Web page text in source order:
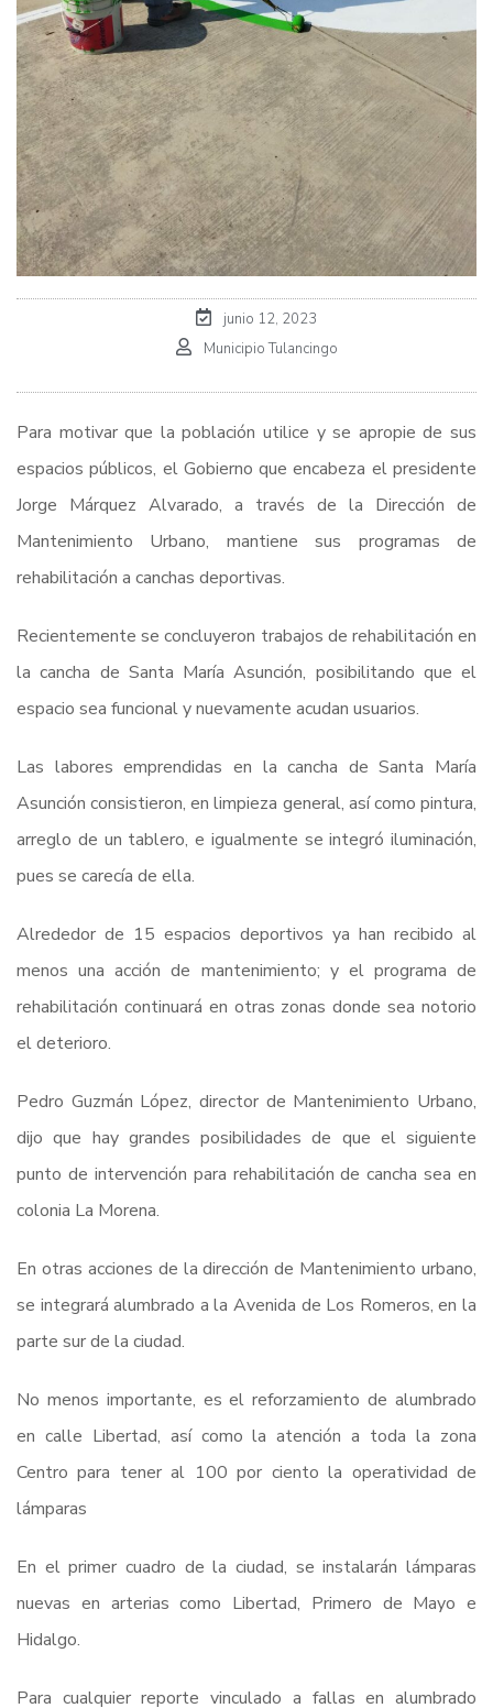
junio 12, 2023
Municipio Tulancingo
Para motivar que la población utilice y se apropie de sus
espacios públicos, el Gobierno que encabeza el presidente
Jorge Márquez Alvarado, a través de la Dirección de
Mantenimiento Urbano, mantiene sus programas de
rehabilitación a canchas deportivas.
Recientemente se concluyeron trabajos de rehabilitación en
la cancha de Santa María Asunción, posibilitando que el
espacio sea funcional y nuevamente acudan usuarios.
Las labores emprendidas en la cancha de Santa María
Asunción consistieron, en limpieza general, así como pintura,
arreglo de un tablero, e igualmente se integró iluminación,
pues se carecía de ella.
Alrededor de 15 espacios deportivos ya han recibido al
menos una acción de mantenimiento; y el programa de
rehabilitación continuará en otras zonas donde sea notorio
el deterioro.
Pedro Guzmán López, director de Mantenimiento Urbano,
dijo que hay grandes posibilidades de que el siguiente
punto de intervención para rehabilitación de cancha sea en
colonia La Morena.
En otras acciones de la dirección de Mantenimiento urbano,
se integrará alumbrado a la Avenida de Los Romeros, en la
parte sur de la ciudad.
No menos importante, es el reforzamiento de alumbrado
en calle Libertad, así como la atención a toda la zona
Centro para tener al 100 por ciento la operatividad de
lámparas
En el primer cuadro de la ciudad, se instalarán lámparas
nuevas en arterias como Libertad, Primero de Mayo e
Hidalgo.
Para cualquier reporte vinculado a fallas en alumbrado